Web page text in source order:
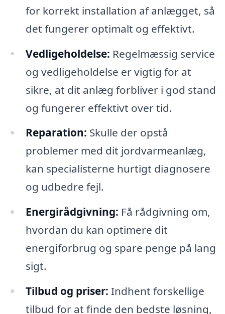
for korrekt installation af anlægget, så
det fungerer optimalt og effektivt.
Vedligeholdelse: Regelmæssig service
og vedligeholdelse er vigtig for at
sikre, at dit anlæg forbliver i god stand
og fungerer effektivt over tid.
Reparation: Skulle der opstå
problemer med dit jordvarmeanlæg,
kan specialisterne hurtigt diagnosere
og udbedre fejl.
Energirådgivning: Få rådgivning om,
hvordan du kan optimere dit
energiforbrug og spare penge på lang
sigt.
Tilbud og priser: Indhent forskellige
tilbud for at finde den bedste løsning,